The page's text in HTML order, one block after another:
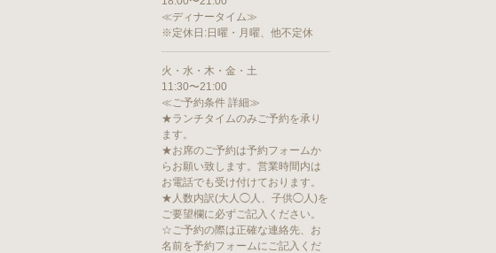
≪ディナータイム≫
※定休日:日曜・月曜、他不定休
火・水・木・金・土
11:30〜21:00
≪ご予約条件 詳細≫
★ランチタイムのみご予約を承り
ます。
★お席のご予約は予約フォームか
らお願い致します。営業時間内は
お電話でも受け付けております。
★人数内訳(大人◯人、子供◯人)を
ご要望欄に必ずご記入ください。
☆ご予約の際は正確な連絡先、お
名前を予約フォームにご記入くだ